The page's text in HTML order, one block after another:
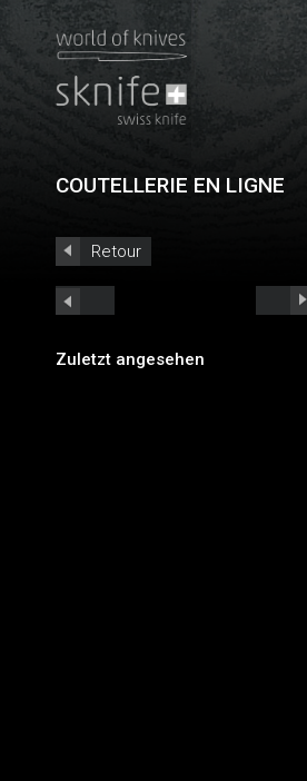
COUTELLERIE EN LIGNE
Retour
Zuletzt angesehen